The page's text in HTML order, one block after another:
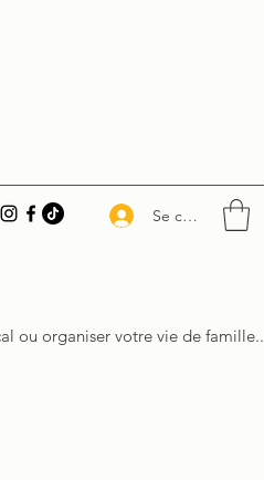
Se connecter
ou organiser votre vie de famille..